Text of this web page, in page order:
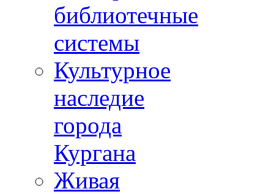
библиотечные
системы
Культурное
наследие
города
Кургана
Живая